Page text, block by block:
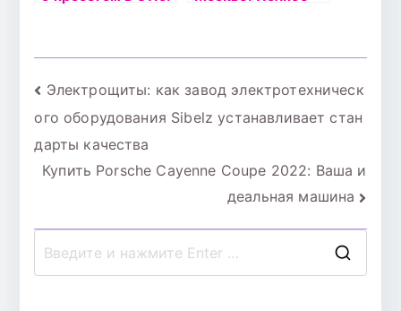
Санкт-
Петербурге
Навигация
по
записям
Электрощиты: как завод электротехническ
ого оборудования Sibelz устанавливает стан
дарты качества
Купить Porsche Cayenne Coupe 2022: Ваша и
деальная машина